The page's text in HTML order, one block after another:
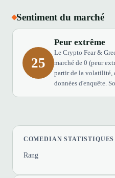
Sentiment du marché
25
Peur extrême
Le Crypto Fear &
marché de 0 (peur
partir de la volatilité,
données d'enquête.
COMEDIAN STATISTIQUES
Rang